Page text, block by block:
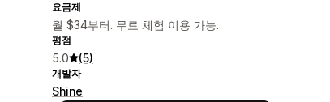
요금제
월 $34부터. 무료 체험 이용 가능.
평점
5.0 (5)
개발자
Shine